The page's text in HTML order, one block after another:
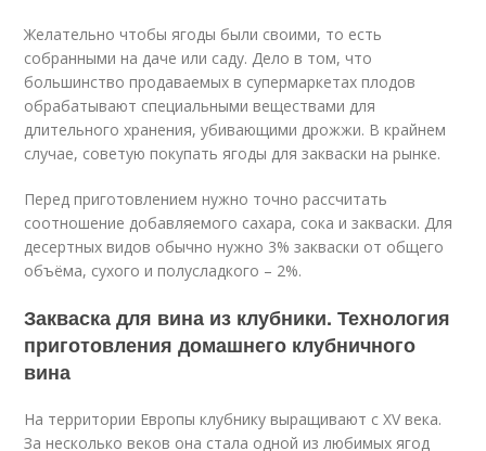
Желательно чтобы ягоды были своими, то есть
собранными на даче или саду. Дело в том, что
большинство продаваемых в супермаркетах плодов
обрабатывают специальными веществами для
длительного хранения, убивающими дрожжи. В крайнем
случае, советую покупать ягоды для закваски на рынке.
Перед приготовлением нужно точно рассчитать
соотношение добавляемого сахара, сока и закваски. Для
десертных видов обычно нужно 3% закваски от общего
объёма, сухого и полусладкого – 2%.
Закваска для вина из клубники. Технология
приготовления домашнего клубничного
вина
На территории Европы клубнику выращивают с XV века.
За несколько веков она стала одной из любимых ягод